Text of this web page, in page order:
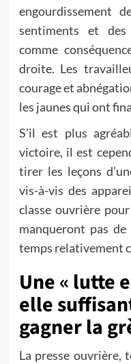
engourdissement
sentiments et des
comme
droite. Les
courage et
les jaunes qui ont
S’il est plus
victoire, il est
tirer les leçons
vis-à-vis des
classe ouvrière
manqueront pas
temps relativement
Une « lutte
elle
gagner la
La presse ouvrière,